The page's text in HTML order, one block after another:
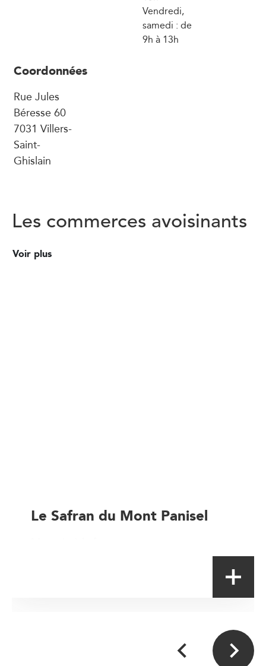
Vendredi,
samedi : de
9h à 13h
Coordonnées
Rue Jules
Béresse 60
7031 Villers-
Saint-
Ghislain
Les commerces avoisinants
Voir plus
Le Safran du Mont Panisel